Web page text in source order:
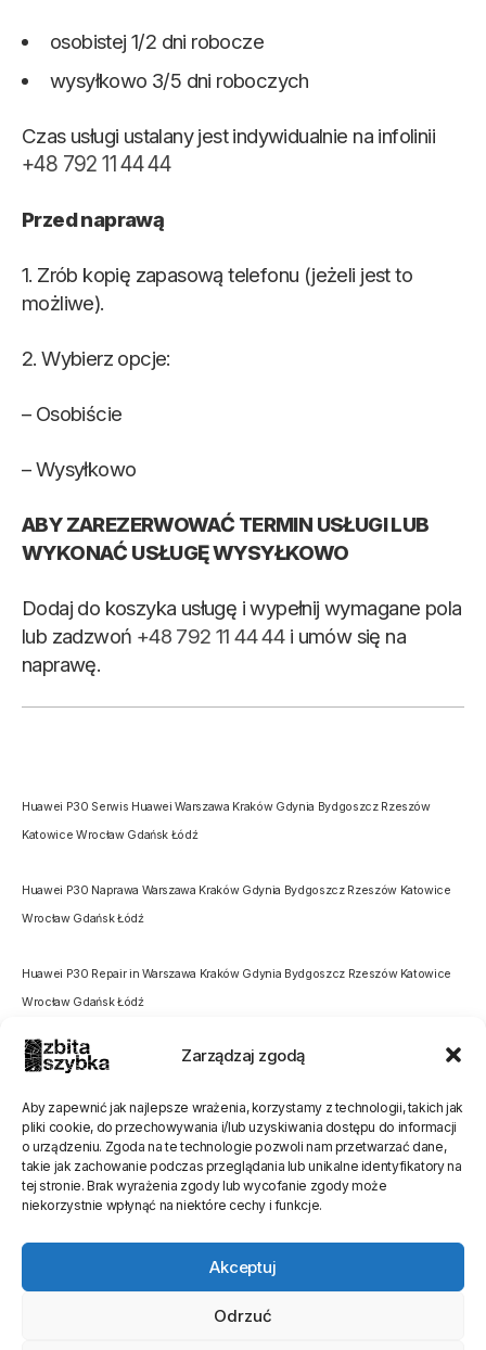
Zarządzaj zgodą
Aby zapewnić jak najlepsze wrażenia, korzystamy z technologii, takich jak
pliki cookie, do przechowywania i/lub uzyskiwania dostępu do informacji
o urządzeniu. Zgoda na te technologie pozwoli nam przetwarzać dane,
takie jak zachowanie podczas przeglądania lub unikalne identyfikatory na
tej stronie. Brak wyrażenia zgody lub wycofanie zgody może
niekorzystnie wpłynąć na niektóre cechy i funkcje.
Akceptuj
Odrzuć
osobistej 1/2 dni robocze
wysyłkowo 3/5 dni roboczych
Czas usługi ustalany jest indywidualnie na infolinii
+48 792 11 44 44
Przed naprawą
1. Zrób kopię zapasową telefonu (jeżeli jest to
możliwe).
2. Wybierz opcje:
– Osobiście
– Wysyłkowo
ABY ZAREZERWOWAĆ TERMIN USŁUGI LUB
WYKONAĆ USŁUGĘ WYSYŁKOWO
Dodaj do koszyka usługę i wypełnij wymagane pola
lub zadzwoń +48 792 11 44 44i umów się na
naprawę.
Huawei P30 Serwis Huawei Warszawa Kraków Gdynia Bydgoszcz Rzeszów
Katowice Wrocław Gdańsk Łódź
Huawei P30 Naprawa Warszawa Kraków Gdynia Bydgoszcz Rzeszów Katowice
Wrocław Gdańsk Łódź
Huawei P30 Repair in Warszawa Kraków Gdynia Bydgoszcz Rzeszów Katowice
Wrocław Gdańsk Łódź
Oceń stronę
[Ocen:0Średnia: